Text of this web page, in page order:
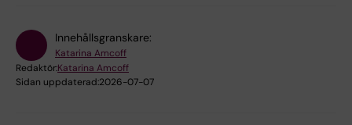
Innehållsgranskare:
Katarina Amcoff
Redaktör:Katarina Amcoff
Sidan uppdaterad:2026-07-07